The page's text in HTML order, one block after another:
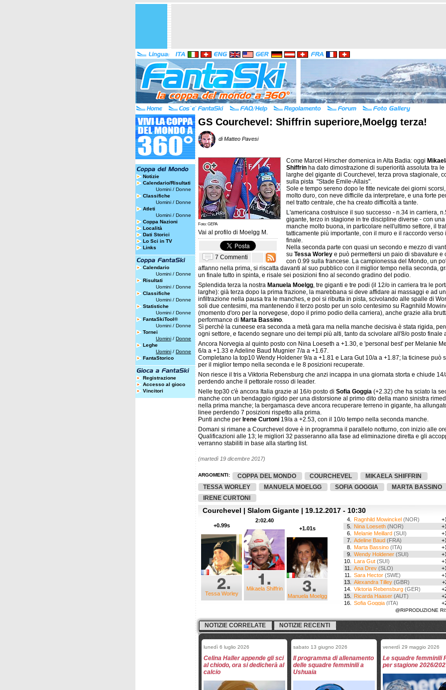
Notizie
Calendario/Risultati
Uomini / Donne
Classifiche
Uomini / Donne
Atleti
Uomini / Donne
Coppa Nazioni
Località
Dati Storici
Lo Sci in TV
Links
Calendario
Uomini / Donne
Risultati
Uomini / Donne
Classifiche
Uomini / Donne
Statistiche
Uomini / Donne
FantaSkiTool®
Uomini / Donne
Tornei
Uomini / Donne
Leghe
Uomini / Donne
FantaStorico
Registrazione
Accesso al gioco
Vincitori
GS Courchevel: Shiffrin superiore,Moelgg terza!
di Matteo Pavesi
Foto: GEPA
Vai al profilo di Moelgg M.
7 Commenti
Come Marcel Hirscher domenica in Alta Badia: oggi
Shiffrin ha dato dimostrazione di superiorità assoluta tra le
larghe del gigante di Courchevel, terza prova stagionale,
sulla pista "Stade Emile-Allais".
Sole e tempo sereno dopo le fitte nevicate dei giorni
molto duro, con neve difficile da interpretare, e una forte
nel tratto centrale, che ha creato difficoltà a tante.
L'americana costruisce il suo successo - n.34 in carriera,
gigante, terzo in stagione in tre discipline diverse - con
manche molto buona, in particolare nell'ultimo settore, il
tatticamente più importante, con il muro e il raccordo verso
finale.
Nella seconda parte con quasi un secondo e mezzo di
su Tessa Worley e può permettersi un paio di sbavature e
con 0.99 sulla francese. La campionessa del Mondo, un
affanno nella prima, si riscatta davanti al suo pubblico con il miglior tempo nella seconda,
un finale tutto in spinta, e risale sei posizioni fino al secondo gradino del podio.
Splendida terza la nostra Manuela Moelgg, tre giganti e tre podi (il 12/o in carriera tra le
larghe): già terza dopo la prima frazione, la marebbana si deve affidare ai massaggi e ad
infiltrazione nella pausa tra le manches, e poi si ributta in pista, scivolando alle spalle di
soli due centesimi, ma mantenendo il terzo posto per un solo centesimo su Ragnhild
(momento d'oro per la norvegese, dopo il primo podio della carriera), anche grazie alla
performance di Marta Bassino.
Sì perchè la cuneese era seconda a metà gara ma nella manche decisiva è stata rigida,
ogni settore, e facendo segnare uno dei tempi più alti, tanto da scivolare all'8/o posto finale
Ancora Norvegia al quinto posto con Nina Loeseth a +1.30, e 'personal best' per Melanie
6/a a +1.33 e Adeline Baud Mugnier 7/a a +1.67.
Completano la top10 Wendy Holdener 9/a a +1.81 e Lara Gut 10/a a +1.87; la ticinese può
per il miglior tempo nella seconda e le 8 posizioni recuperate.
Non riesce il tris a Viktoria Rebensburg che anzi incappa in una giornata storta e chiude 14/
perdendo anche il pettorale rosso di leader.
Nelle top30 c'è ancora Italia grazie al 16/o posto di Sofia Goggia (+2.32) che ha sciato la
manche con un bendaggio rigido per una distorsione al primo dito della mano sinistra
nella prima manche; la bergamasca deve ancora recuperare terreno in gigante, ha
linee perdendo 7 posizioni rispetto alla prima.
Punti anche per Irene Curtoni 19/a a +2.53, con il 10/o tempo nella seconda manche.
Domani si rimane a Courchevel dove è in programma il parallelo notturno, con inizio alle
Qualificazioni alle 13; le migliori 32 passeranno alla fase ad eliminazione diretta e gli
verranno stabiliti in base alla starting list.
(martedì 19 dicembre 2017)
ARGOMENTI: COPPA DEL MONDO COURCHEVEL
MIKAELA SHIFFRIN
TESSA WORLEY
MANUELA MOELGG SOFIA GOGGIA
MARTA BASSINO
IRENE CURTONI
Courchevel | Slalom Gigante | 19.12.2017 - 10:30
Mikaela Shiffrin
2:02.40
Tessa Worley
+0.99s
Manuela Moelgg
+1.01s
4. Ragnhild Mowinckel (NOR)
5.
Nina Loeseth (NOR)
6.
Melanie Meillard (SUI)
7.
Adeline Baud (FRA)
8.
Marta Bassino (ITA)
9.
Wendy Holdener (SUI)
10.
Lara Gut (SUI)
11.
Ana Drev (SLO)
11.
Sara Hector (SWE)
13.
Alexandra Tilley (GBR)
14.
Viktoria Rebensburg (GER)
15.
Ricarda Haaser (AUT)
16.
Sofia Goggia (ITA)
(SLO)
Estelle Alphand
22.
(SLO)
(FRA)
24. Simone Wild(SUI)
25. Marie Massios(FRA)
Frida Hansdotter(SWE)
27. Carmen Thalmann(AUT)
Petra Vlhova(SVK)
@RIPRODUZIONE
NOTIZIE CORRELATE NOTIZIE RECENTI
lunedì 6 luglio 2026
Celina Haller appende gli sci
al chiodo, ora si dedicherà al
calcio
sabato 13 giugno 2026
Il programma di allenamento
delle squadre femminili a
Ushuaia
venerdì 29 maggio 2026
Le squadre femminili
per stagione 2026/